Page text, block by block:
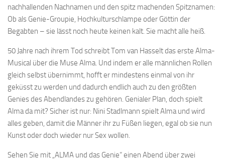
nachhallenden Nachnamen und den spitz machenden Spitznamen:
Ob als Genie-Groupie, Hochkulturschlampe oder Göttin der
Begabten – sie lässt noch heute keinen kalt. Sie macht alle heiß.
50 Jahre nach ihrem Tod schreibt Tom van Hasselt das erste Alma-
Musical über die Muse Alma. Und indem er alle männlichen Rollen
gleich selbst übernimmt, hofft er mindestens einmal von ihr
geküsst zu werden und dadurch endlich auch zu den größten
Genies des Abendlandes zu gehören. Genialer Plan, doch spielt
Alma da mit? Sicher ist nur: Nini Stadlmann spielt Alma und wird
alles geben, damit die Männer ihr zu Füßen liegen, egal ob sie nun
Kunst oder doch wieder nur Sex wollen.
Sehen Sie mit „ALMA und das Genie“ einen Abend über zwei